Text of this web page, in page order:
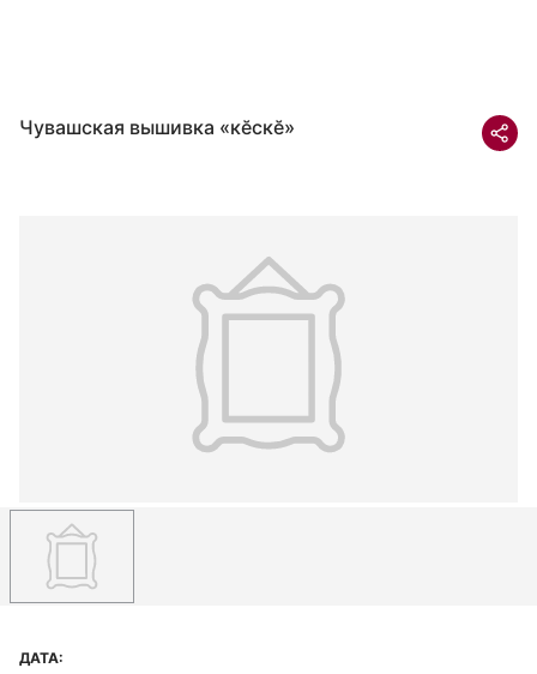
Чувашская вышивка «кӗскӗ»
ДАТА: